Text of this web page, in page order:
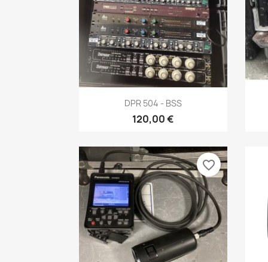
Aperçu rapide
DPR 504 - BSS
120,00 €
favorite_border
Nom